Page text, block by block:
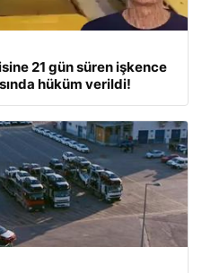
21 gün süren işkence
hüküm verildi!